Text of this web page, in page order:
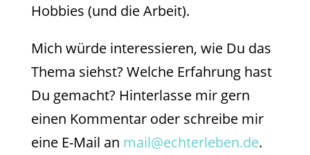
Hobbies (und die Arbeit).
Mich würde interessieren, wie Du das
Thema siehst? Welche Erfahrung hast
Du gemacht? Hinterlasse mir gern
einen Kommentar oder schreibe mir
eine E-Mail an mail@echterleben.de.